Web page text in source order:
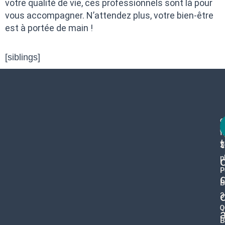
votre qualité de vie, ces professionnels sont là pour
vous accompagner. N’attendez plus, votre bien-être
est à portée de main !
[siblings]